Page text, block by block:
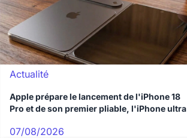
Actualité
Apple prépare le lancement de l'iPhone 18
Pro et de son premier pliable, l'iPhone ultra
07/08/2026